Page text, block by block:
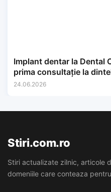
Implant dentar la Dental
prima consultație la
24.06.2026
Stiri.com.ro
Stiri actualizate zilnic, articole
domeniile care conteaza